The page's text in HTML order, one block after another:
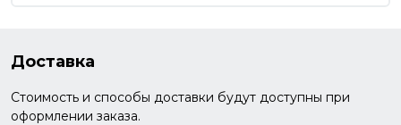
Доставка
Стоимость и способы доставки будут доступны при
оформлении заказа.